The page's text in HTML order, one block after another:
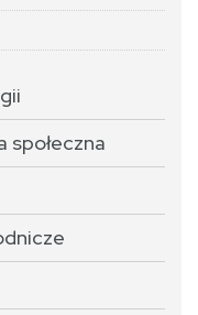
społeczna